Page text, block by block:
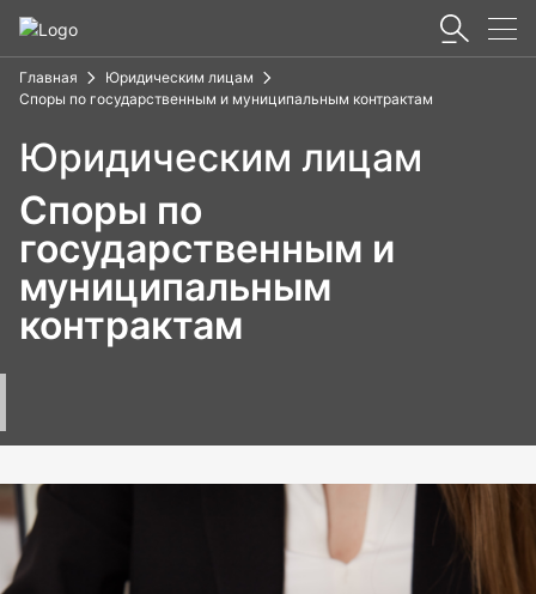
Главная
Юридическим лицам
Споры по государственным и муниципальным контрактам
Юридическим лицам
Споры по
государственным и
муниципальным
контрактам